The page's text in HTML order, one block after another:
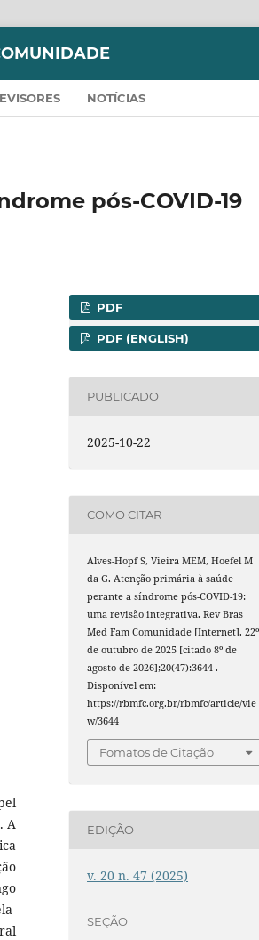
NOTÍCIAS
pós-COVID-19
A
PDF
PDF (ENGLISH)
PUBLICADO
2025-10-22
COMO CITAR
Alves-Hopf S, Vieira MEM, Hoefel M
da G. Atenção primária à saúde
perante a síndrome pós-COVID-19:
uma revisão integrativa. Rev Bras
Med Fam Comunidade [Internet]. 22º
de outubro de 2025 [citado 8º de
agosto de 2026];20(47):3644 .
Disponível em:
https://rbmfc.org.br/rbmfc/article/vie
w/3644
Fomatos de Citação
EDIÇÃO
v. 20 n. 47 (2025)
SEÇÃO